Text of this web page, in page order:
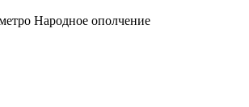
Народное ополчение